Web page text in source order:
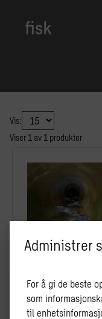
Administrer
For å gi de beste
som
til
fisk
Viser 1 av 1 produkter
Vis:
tilrettelegge for
fiskevandring